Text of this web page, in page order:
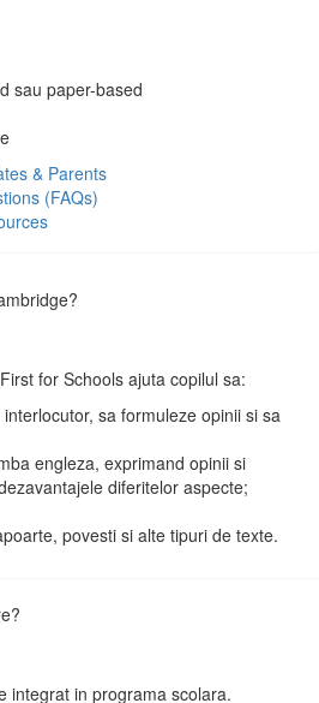
sau paper-based
& Parents
(FAQs)
for Schools ajuta copilul sa:
sa formuleze opinii si sa
engleza, exprimand opinii si
diferitelor aspecte;
povesti si alte tipuri de texte.
integrat in programa scolara.